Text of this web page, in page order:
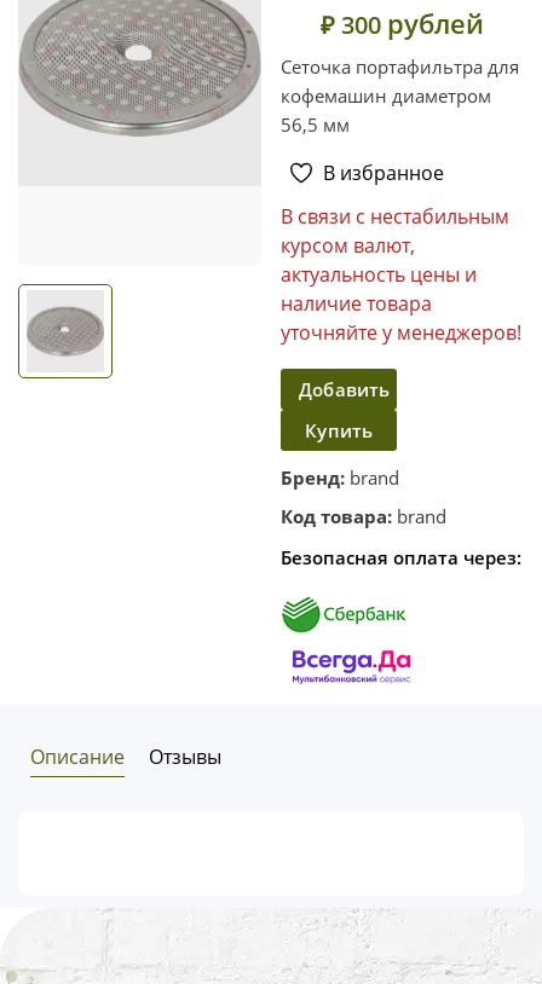
₽ 300 рублей
Сеточка портафильтра для
кофемашин диаметром
56,5 мм
В избранное
В связи с нестабильным
курсом валют,
актуальность цены и
наличие товара
уточняйте у менеджеров!
Добавить
в
корзину
Купить
в один
клик
Бренд: brand
Код товара: brand
Безопасная оплата через:
Описание Отзывы